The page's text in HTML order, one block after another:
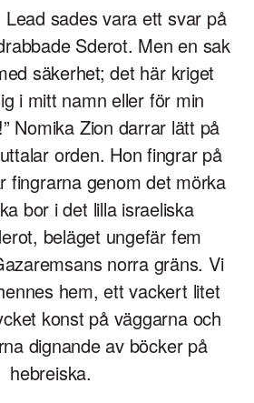
Lead sades vara ett svar på
Sderot. Men en sak
säkerhet; det här kriget
i mitt namn eller för min
Nomika Zion darrar lätt på
orden. Hon fingrar på
fingrarna genom det mörka
bor i det lilla israeliska
beläget ungefär fem
norra gräns. Vi
hem, ett vackert litet
konst på väggarna och
dignande av böcker på
hebreiska.